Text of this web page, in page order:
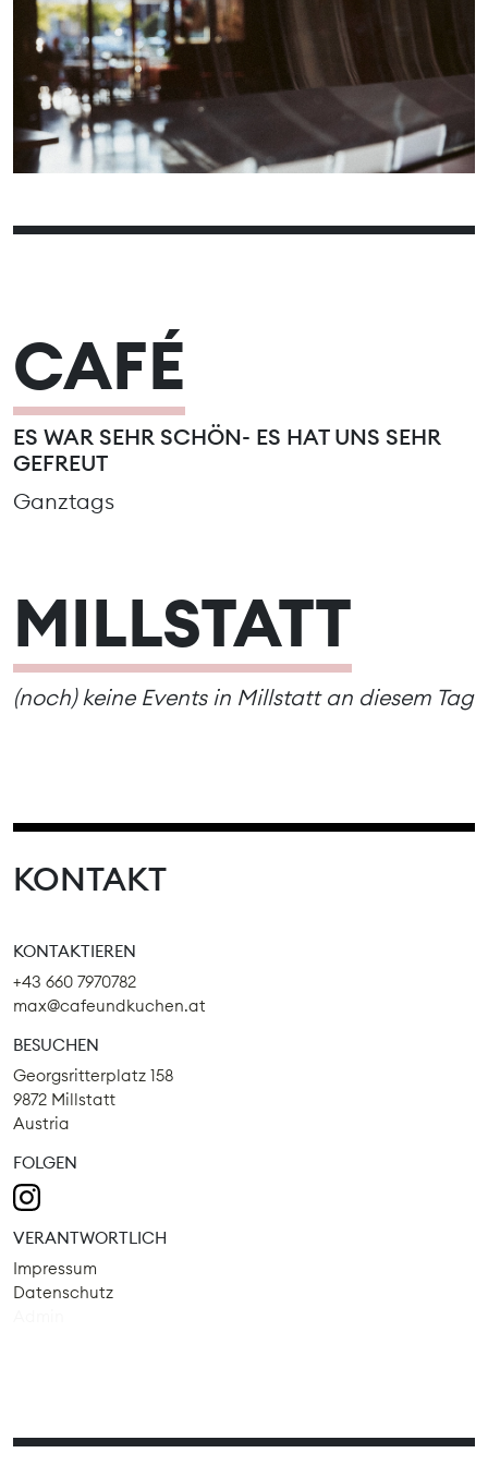
05
06 07 08 09 10
11
12
13 14 15 16 17
18
19
20 21 23 24
25
26
27 28 29 30 31
CAFÉ
ES WAR SEHR SCHÖN- ES HAT UNS SEHR
GEFREUT
Ganztags
MILLSTATT
(noch) keine Events in Millstatt an diesem Tag
KONTAKT
KONTAKTIEREN
+43 660 7970782
max@cafeundkuchen.at
BESUCHEN
Georgsritterplatz 158
9872 Millstatt
Austria
FOLGEN
VERANTWORTLICH
Impressum
Datenschutz